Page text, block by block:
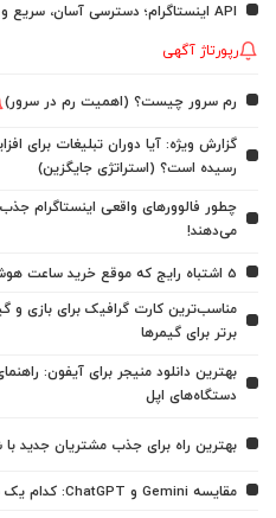
API اینستاگرام؛ دسترسی آسان، سریع و بدون محدودیت به اطلاعات اینستاگرام
رپورتاژ آگهی
رم سرور چیست؟ (اهمیت رم در سرور)
گزارش ویژه: آیا دوران تبلیغات برای
رسیده است؟ (استراتژی جایگزین)
چطور فالوورهای واقعی اینستاگرام
می‌دهند!
5 اشتباه رایج که موقع خرید ساعت هوشمند طرح اپل واچ نباید انجام بدید!
برتر برای گیمرها
بهترین دانلود منیجر برای آیفون:
دستگاه‌های اپل
بهترین راه برای جذب مشتریان جدید با
مقایسه Gemini و ChatGPT: کدام یک بهتر است؟